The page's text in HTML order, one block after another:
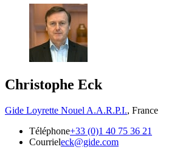
Christophe Eck
Gide Loyrette Nouel A.A.R.P.I., France
Téléphone+33 (0)1 40 75 36 21
Courrieleck@gide.com